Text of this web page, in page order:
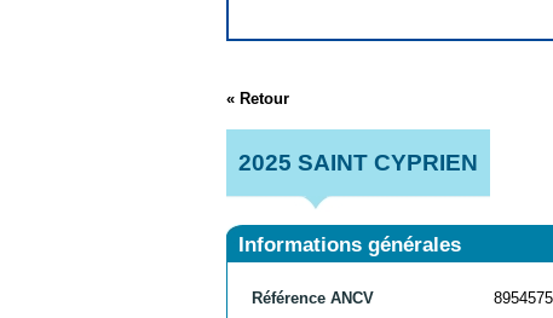
« Retour
2025 SAINT CYPRIEN
Informations générales
Référence ANCV